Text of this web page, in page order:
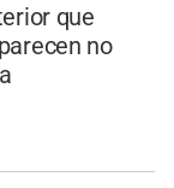
que
no